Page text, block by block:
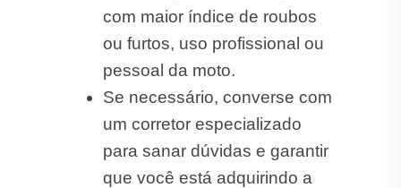
com maior índice de roubos
ou furtos, uso profissional ou
pessoal da moto.
Se necessário, converse com
um corretor especializado
para sanar dúvidas e garantir
que você está adquirindo a